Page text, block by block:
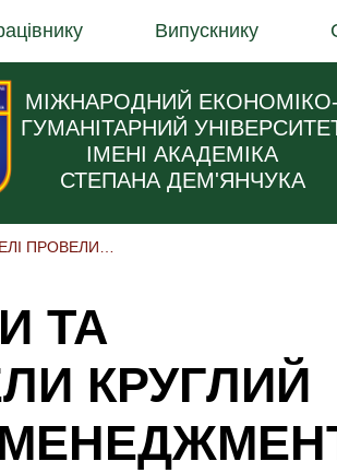
Випускнику
МІЖНАРОДНИЙ ЕКОНОМІКО-
ГУМАНІТАРНИЙ
ІМЕНІ АКАДЕМІКА
СТЕПАНА ДЕМ'ЯНЧУКА
МАЙБУТНІ ПЕДАГОГИ ТА ВИХОВАТЕЛІ ПРОВЕЛИ КРУГЛИЙ СТІЛ ПРО ОСВІТНІЙ МЕНЕДЖМЕНТ
ТА
КРУГЛИЙ